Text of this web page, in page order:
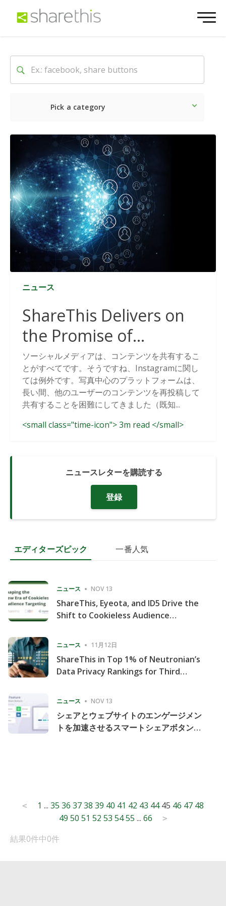
Pick a category
最新 ソーシャル マーケ
ニュース
ShareThis Delivers on
the Promise of
Cookieless Data
Solutions
ソーシャルメディアは、コンテンツを共有するこ
とがすべてです。そうですね、Instagramに関し
ては例外です。写真中心のプラットフォームは、
長い間、他のユーザーのコンテンツを再投稿して
共有することを困難にしてきました（既知...
<small class="time-icon"> 3m read </small>
ニュースレターを購読する
登録
エディターズピック 一番人気
ニュース NOV 13
ShareThis, Eyeota, and ID5 Drive the
Shift to Cookieless Audience
ニュース 11月12日
ShareThis in Top 1% of Neutronian’s
Data Privacy Rankings for Third
ニュース NOV 13
シェアとウェブサイトのエンゲージメン
トを加速させるスマートシェアボタンの
Posts
pagination
< 1 ... 35 36 3738 39 40 41 42 43 44 45 46 47 48
49 50 51 52 53 54 55 ... 66 >
結果0件中0件